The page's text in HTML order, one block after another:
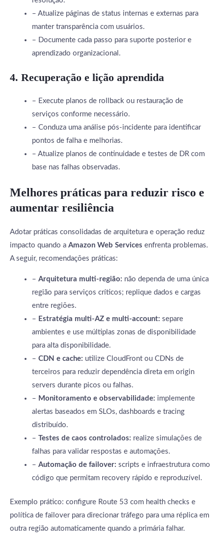
– Atualize páginas de status internas e externas para
manter transparência com usuários.
– Documente cada passo para suporte posterior e
aprendizado organizacional.
4. Recuperação e lição aprendida
– Execute planos de rollback ou restauração de
serviços conforme necessário.
– Conduza uma análise pós-incidente para identificar
pontos de falha e melhorias.
– Atualize planos de continuidade e testes de DR com
base nas falhas observadas.
Melhores práticas para reduzir risco e
aumentar resiliência
Adotar práticas consolidadas de arquitetura e operação reduz
impacto quando a Amazon Web Services enfrenta problemas.
A seguir, recomendações práticas:
– Arquitetura multi-região: não dependa de uma única
região para serviços críticos; replique dados e cargas
entre regiões.
– Estratégia multi-AZ e multi-account: separe
ambientes e use múltiplas zonas de disponibilidade
para alta disponibilidade.
– CDN e cache: utilize CloudFront ou CDNs de
terceiros para reduzir dependência direta em origin
servers durante picos ou falhas.
– Monitoramento e observabilidade: implemente
alertas baseados em SLOs, dashboards e tracing
distribuído.
– Testes de caos controlados: realize simulações de
falhas para validar respostas e automações.
– Automação de failover: scripts e infraestrutura como
código que permitam recovery rápido e reproduzível.
Exemplo prático: configure Route 53 com health checks e
política de failover para direcionar tráfego para uma réplica em
outra região automaticamente quando a primária falhar.